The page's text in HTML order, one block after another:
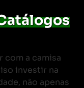
com a camisa
investir na
não apenas